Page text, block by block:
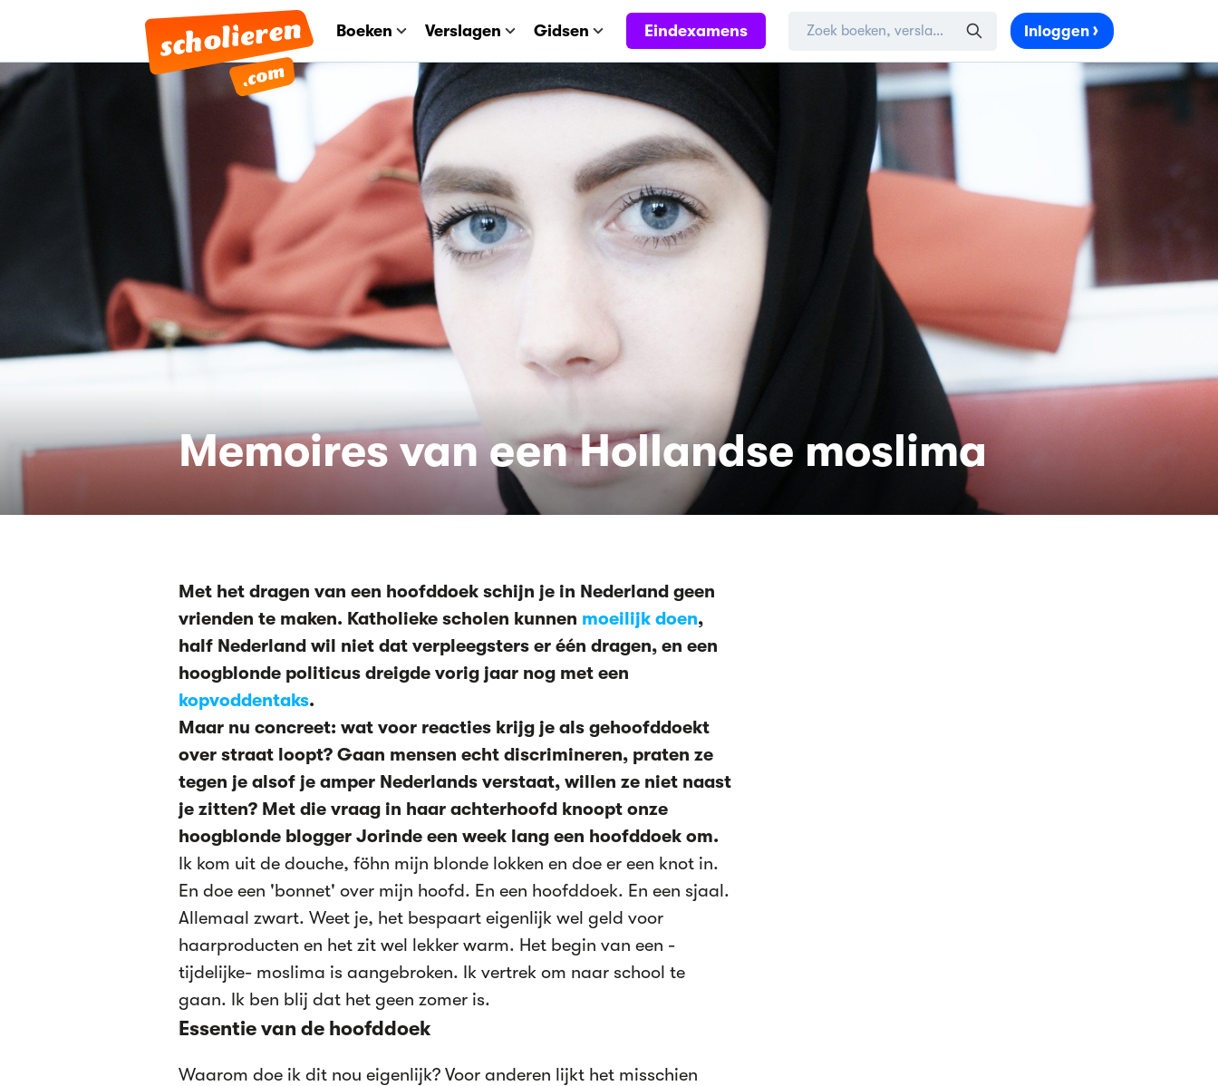
Boeken Verslagen Gidsen Eindexamens Inloggen
Memoires van een Hollandse moslima
Met het dragen van een hoofddoek schijn je in Nederland geen
vrienden te maken. Katholieke scholen kunnen moeilijk doen,
half Nederland wil niet dat verpleegsters er één dragen, en een
hoogblonde politicus dreigde vorig jaar nog met een
kopvoddentaks.
Maar nu concreet: wat voor reacties krijg je als gehoofddoekt
over straat loopt? Gaan mensen echt discrimineren, praten ze
tegen je alsof je amper Nederlands verstaat, willen ze niet naast
je zitten? Met die vraag in haar achterhoofd knoopt onze
hoogblonde blogger Jorinde een week lang een hoofddoek om.
Ik kom uit de douche, föhn mijn blonde lokken en doe er een knot in.
En doe een 'bonnet' over mijn hoofd. En een hoofddoek. En een sjaal.
Allemaal zwart. Weet je, het bespaart eigenlijk wel geld voor
haarproducten en het zit wel lekker warm. Het begin van een -
tijdelijke- moslima is aangebroken. Ik vertrek om naar school te
gaan. Ik ben blij dat het geen zomer is.
Essentie van de hoofddoek
Waarom doe ik dit nou eigenlijk? Voor anderen lijkt het misschien